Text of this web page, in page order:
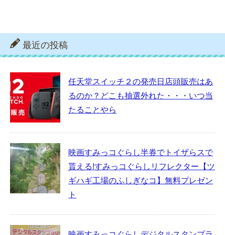
最近の投稿
任天堂スイッチ２の発売日店頭販売はあ
るのか？どこも抽選外れた・・・いつ当
たることやら
映画すみっコぐらし半券でトイザらスで
貰える!すみっコぐらしリフレクター【ツ
ギハギ工場のふしぎなコ】無料プレゼン
ト